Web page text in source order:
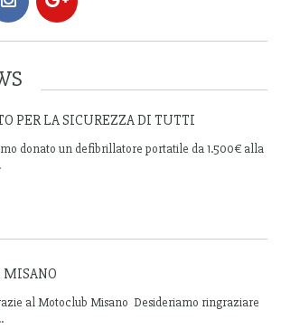
PER LA SICUREZZA DI TUTTI
donato un defibrillatore portatile da 1.500€ alla
MISANO
al Motoclub Misano Desideriamo ringraziare